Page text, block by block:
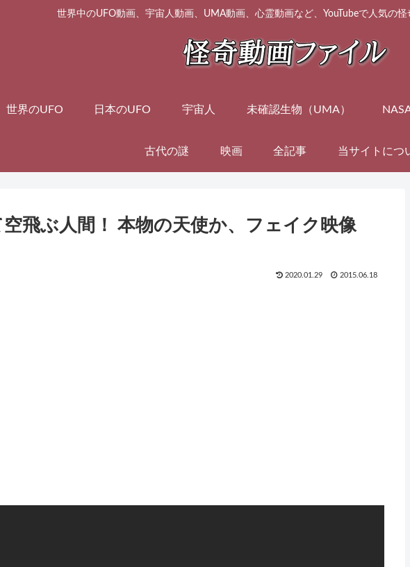
世界中のUFO動画、宇宙人動画、UMA動画、心霊動画など、YouTubeで人気の怪
世界のUFO 日本のUFO 宇宙人 未確認生物（UMA）
古代の謎 映画 全記事 当サイトにつ
飛ぶ人間！ 本物の天使か、フェイク映像
2020.01.29 2015.06.18